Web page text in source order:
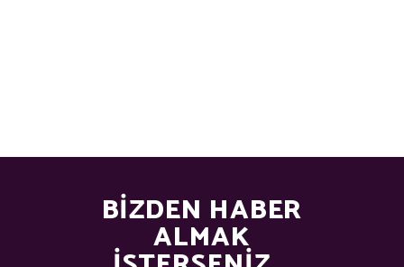
BIZDEN HABER
ALMAK